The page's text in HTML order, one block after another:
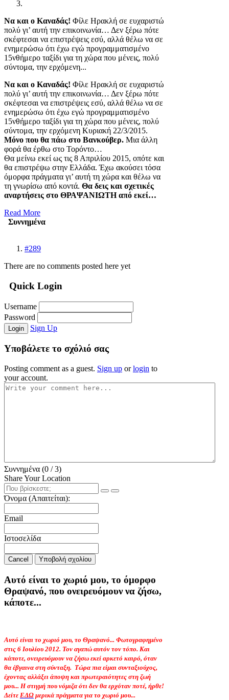
Να και ο Καναδάς! Φίλε Ηρακλή σε ευχαριστώ
πολύ γι’ αυτή την επικοινωνία… Δεν ξέρω πότε
σκέφτεσαι να επιστρέψεις εσύ, αλλά θέλω να σε
ενημερώσω ότι έχω εγώ προγραμματισμένο
15νθήμερο ταξίδι για τη χώρα που μένεις, πολύ
σύντομα, την ερχόμενη...
Να και ο Καναδάς! Φίλε Ηρακλή σε ευχαριστώ
πολύ γι’ αυτή την επικοινωνία… Δεν ξέρω πότε
σκέφτεσαι να επιστρέψεις εσύ, αλλά θέλω να σε
ενημερώσω ότι έχω εγώ προγραμματισμένο
15νθήμερο ταξίδι για τη χώρα που μένεις, πολύ
σύντομα, την ερχόμενη Κυριακή 22/3/2015.
Μόνο που θα πάω στο Βανκούβερ. Μια άλλη
φορά θα έρθω στο Τορόντο…
Θα μείνω εκεί ως τις 8 Απριλίου 2015, οπότε και
θα επιστρέψω στην Ελλάδα. Έχω ακούσει τόσα
όμορφα πράγματα γι’ αυτή τη χώρα και θέλω να
τη γνωρίσω από κοντά. Θα δεις και σχετικές
αναρτήσεις στο ΘΡΑΨΑΝΙΩΤΗ από εκεί…
Read More
Συννημένα
#289
There are no comments posted here yet
Quick Login
Username
Password
Login Sign Up
Υποβάλετε το σχόλιό σας
Posting comment as a guest. Sign up orlogin to
your account.
Συννημένα (0 / 3)
Share Your Location
Όνομα (Απαιτείται):
Email
Ιστοσελίδα
Cancel Υποβολή σχολίου
Αυτό είναι το χωριό μου, το όμορφο
Θραψανό, που ονειρευόμουν να ζήσω,
κάποτε...
Αυτό είναι το χωριό μου, το Θραψανό... Φωτογραφημένο
στις 6 Ιουλίου 2012. Τον αγαπώ αυτόν τον τόπο. Και
κάποτε, ονειρευόμουν να ζήσω εκεί αρκετό καιρό, όταν
θα έβγαινα στη σύνταξη. Τώρα πια είμαι συνταξιούχος,
έχοντας αλλάξει άποψη και πρωτεραιότητες στη ζωή
μου... Η στιγμή που νόμιζα ότι δεν θα ερχόταν ποτέ, ήρθε!
Δείτε ΕΔΩ μερικά πράγματα για το χωριό μου...